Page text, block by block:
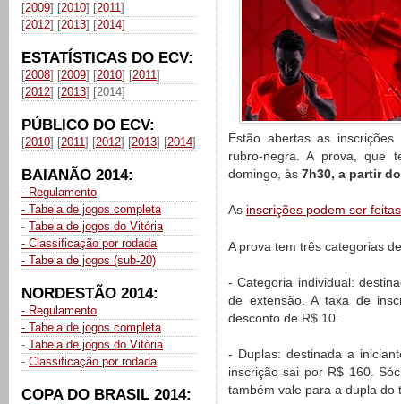
[2009] [2010] [2011]
[2012] [2013] [2014]
ESTATÍSTICAS DO ECV:
[2008] [2009] [2010] [2011]
[2012] [2013] [2014]
PÚBLICO DO ECV:
[2010] [2011] [2012] [2013] [2014]
BAIANÃO 2014:
- Regulamento
- Tabela de jogos completa
- Tabela de jogos do Vitória
- Classificação por rodada
- Tabela de jogos (sub-20)
NORDESTÃO 2014:
- Regulamento
- Tabela de jogos completa
- Tabela de jogos do Vitória
- Classificação por rodada
COPA DO BRASIL 2014:
Estão abertas as
rubro-negra. A prova, que
domingo, às 7h30, a partir
As inscrições podem ser
A prova tem três categorias
- Categoria individual:
de extensão. A taxa de
desconto de R$ 10.
- Duplas: destinada a
inscrição sai por R$ 160.
também vale para a dupla do